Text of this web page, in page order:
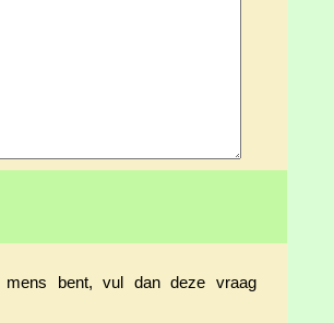
mens bent, vul dan deze vraag